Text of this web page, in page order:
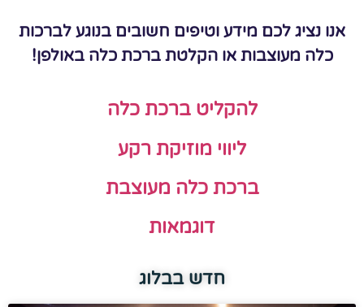
אנו נציג לכם מידע וטיפים חשובים בנוגע לברכות
כלה מעוצבות או הקלטת ברכת כלה באולפן!
להקליט ברכת כלה
ליווי מוזיקת רקע
ברכת כלה מעוצבת
דוגמאות
חדש בבלוג